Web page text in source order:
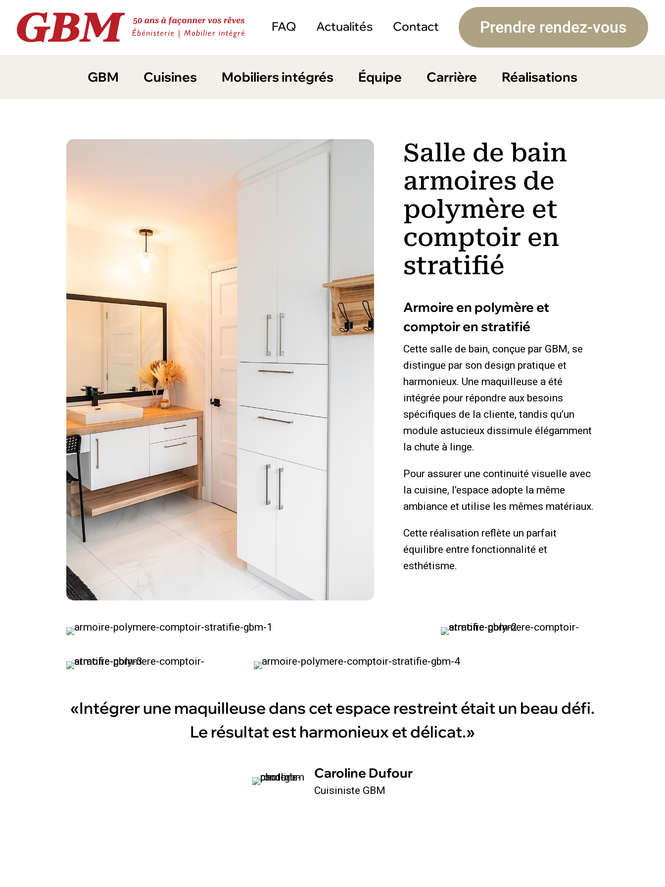
FAQ Actualités Contact Prendre rendez-vous
GBM Cuisines Mobiliers intégrés Équipe Carrière Réalisations
Salle de bain
armoires de
polymère et
comptoir en
stratifié
Armoire en polymère et
comptoir en stratifié
Cette salle de bain, conçue par GBM, se
distingue par son design pratique et
harmonieux. Une maquilleuse a été
intégrée pour répondre aux besoins
spécifiques de la cliente, tandis qu’un
module astucieux dissimule élégamment
la chute à linge.
Pour assurer une continuité visuelle avec
la cuisine, l’espace adopte la même
ambiance et utilise les mêmes matériaux.
Cette réalisation reflète un parfait
équilibre entre fonctionnalité et
esthétisme.
«Intégrer une maquilleuse dans cet espace restreint était un beau défi.
Le résultat est harmonieux et délicat.»
Caroline Dufour
Cuisiniste GBM